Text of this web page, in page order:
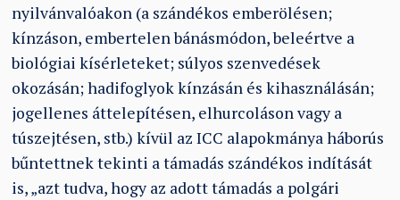
nyilvánvalóakon (a szándékos emberölésen;
kínzáson, embertelen bánásmódon, beleértve a
biológiai kísérleteket; súlyos szenvedések
okozásán; hadifoglyok kínzásán és kihasználásán;
jogellenes áttelepítésen, elhurcoláson vagy a
túszejtésen, stb.) kívül az ICC alapokmánya háborús
bűntettnek tekinti a támadás szándékos indítását
is,„azt tudva, hogy az adott támadás a polgári